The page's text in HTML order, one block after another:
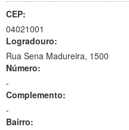
CEP:
04021001
Logradouro:
Rua Sena Madureira, 1500
Número:
-
Complemento:
-
Bairro: